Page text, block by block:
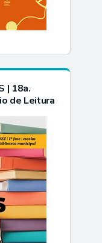
| 18a.
de Leitura